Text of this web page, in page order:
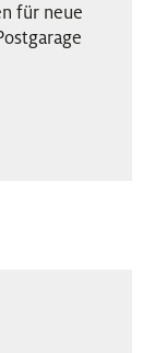
für neue